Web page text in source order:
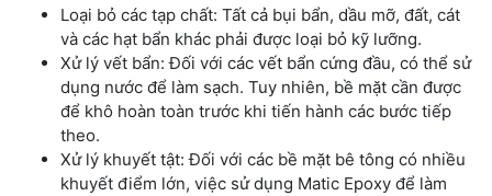
Loại bỏ các tạp chất: Tất cả bụi bẩn, dầu mỡ, đất, cát
và các hạt bẩn khác phải được loại bỏ kỹ lưỡng.
Xử lý vết bẩn: Đối với các vết bẩn cứng đầu, có thể sử
dụng nước để làm sạch. Tuy nhiên, bề mặt cần được
để khô hoàn toàn trước khi tiến hành các bước tiếp
theo.
Xử lý khuyết tật: Đối với các bề mặt bê tông có nhiều
khuyết điểm lớn, việc sử dụng Matic Epoxy để làm